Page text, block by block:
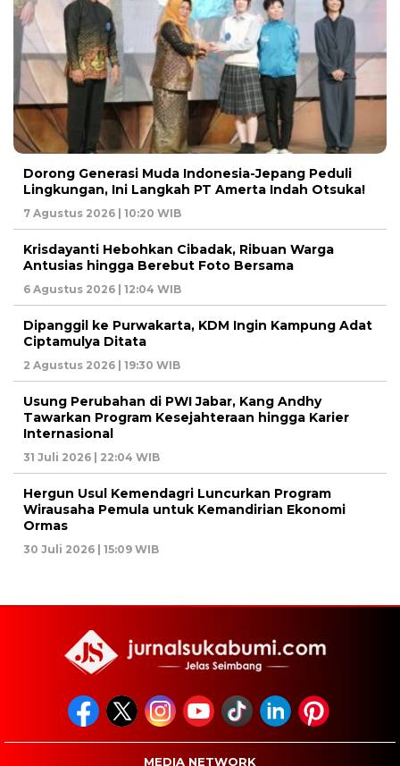
Dorong Generasi Muda Indonesia-Jepang Peduli
Lingkungan, Ini Langkah PT Amerta Indah Otsuka!
7 Agustus 2026 | 10:20 WIB
Krisdayanti Hebohkan Cibadak, Ribuan Warga
Antusias hingga Berebut Foto Bersama
6 Agustus 2026 | 12:04 WIB
Dipanggil ke Purwakarta, KDM Ingin Kampung Adat
Ciptamulya Ditata
2 Agustus 2026 | 19:30 WIB
Usung Perubahan di PWI Jabar, Kang Andhy
Tawarkan Program Kesejahteraan hingga Karier
Internasional
31 Juli 2026 | 22:04 WIB
Hergun Usul Kemendagri Luncurkan Program
Wirausaha Pemula untuk Kemandirian Ekonomi
Ormas
30 Juli 2026 | 15:09 WIB
MEDIA NETWORK